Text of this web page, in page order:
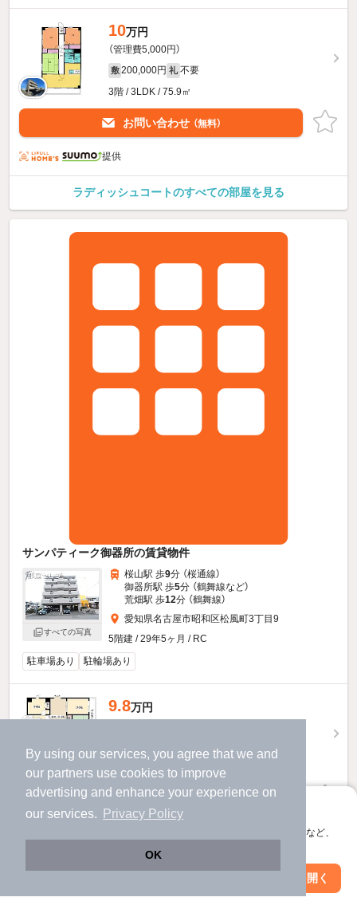
By using our services, you agree that we and
our partners use cookies to improve
advertising and enhance your experience on
our services.
Privacy Policy
OK
アプリに切り替えて、サクサクお部屋探し
会員登録なしですぐ使える。マップ検索やお気に入り保存など、
アプリを開く
10万円
（管理費5,000円）
敷 200,000円 礼 不要
3階 / 3LDK / 75.9㎡
お問い合わせ （無料）
提供
ラディッシュコートのすべての部屋を見る
サンパティーク御器所の賃貸物件
すべての写真
桜山駅 歩9分 （桜通線）
御器所駅 歩5分 （鶴舞線など）
荒畑駅 歩12分 （鶴舞線）
愛知県名古屋市昭和区松風町3丁目9
5階建 / 29年5ヶ月 / RC
駐車場あり
駐輪場あり
9.8万円
4階 / 3LDK / 65.67㎡
お問い合わせ （無料）
9.8万円
絞り込み条件を変更